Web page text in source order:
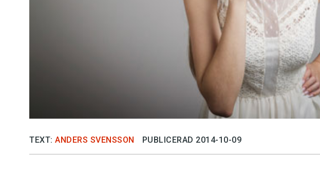
Föreslå nyord
Annonsera
Prenumerera
Läs Språktidningen digitalt
TEXT: ANDERS SVENSSON PUBLICERAD 2014-10-09